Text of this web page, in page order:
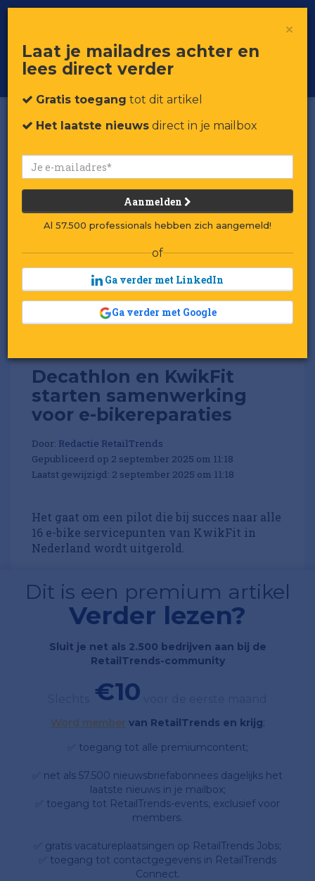
Voor professionals in retail & brands
Toggle
Decathlon en KwikFit
starten samenwerking
voor e-bikereparaties
Door: Redactie RetailTrends
Gepubliceerd op 2 september 2025 om 11:18
Laatst gewijzigd: 2 september 2025 om 11:18
Het gaat om een pilot die bij succes naar alle
16 e-bike servicepunten van KwikFit in
Nederland wordt uitgerold.
Dit is een premium artikel
Verder lezen?
Sluit je net als 2.500 bedrijven aan bij de
RetailTrends-community
€10
Word member van RetailTrends en krijg;
✅ toegang tot alle premiumcontent;
✅ net als 57.500 nieuwsbriefabonnees dagelijks het
laatste nieuws in je mailbox;
✅ toegang tot RetailTrends-events, exclusief voor
members.
✅ gratis vacatureplaatsingen op RetailTrends Jobs;
✅ toegang tot contactgegevens in RetailTrends
Connect.
×
Laat je mailadres achter en
lees direct verder
Gratis toegang tot dit artikel
Het laatste nieuws direct in je mailbox
Aanmelden
Al 57.500 professionals hebben zich aangemeld!
of
Ga verder met LinkedIn
Ga verder met Google